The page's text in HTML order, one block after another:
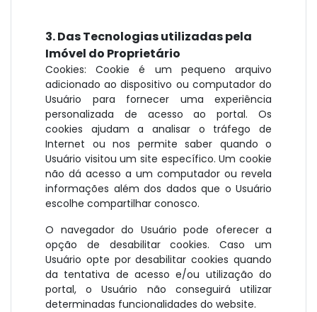
3. Das Tecnologias utilizadas pela
Imóvel do Proprietário
Cookies: Cookie é um pequeno arquivo
adicionado ao dispositivo ou computador do
Usuário para fornecer uma experiência
personalizada de acesso ao portal. Os
cookies ajudam a analisar o tráfego de
Internet ou nos permite saber quando o
Usuário visitou um site específico. Um cookie
não dá acesso a um computador ou revela
informações além dos dados que o Usuário
escolhe compartilhar conosco.
O navegador do Usuário pode oferecer a
opção de desabilitar cookies. Caso um
Usuário opte por desabilitar cookies quando
da tentativa de acesso e/ou utilização do
portal, o Usuário não conseguirá utilizar
determinadas funcionalidades do website.